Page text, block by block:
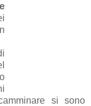
si sono